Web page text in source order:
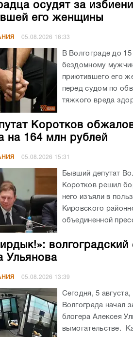
осудят за
его женщины
05.08.2026 16:33
В Волгограде до
бездомному
приютившего его
перед судом по
тяжкого вреда
Коротков
на 164 млн рублей
05.08.2026 15:31
Бывший депутат
Коротков решил
него изъяли в
Кировского
объединенной
Ульянова
05.08.2026 13:39
Сегодня, 5
Волгограда начал
блогера Алексея
вымогательстве.